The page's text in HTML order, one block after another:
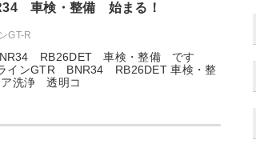
車検・整備 始まる！
GT-R
RB26DET 車検・整備 です
インGTR BNR34 RB26DET 車検・整
洗浄 透明コ